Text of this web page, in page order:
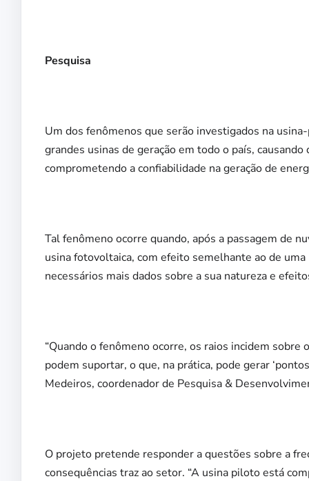
Pesquisa
Um dos fenômenos que serão investigados na
grandes usinas de geração em todo o país,
comprometendo a confiabilidade na geração de
Tal fenômeno ocorre quando, após a passagem de
usina fotovoltaica, com efeito semelhante ao de
necessários mais dados sobre a sua natureza e
“Quando o fenômeno ocorre, os raios incidem
podem suportar, o que, na prática, pode gerar
Medeiros, coordenador de Pesquisa &
O projeto pretende responder a questões sobre a
consequências traz ao setor. “A usina piloto está